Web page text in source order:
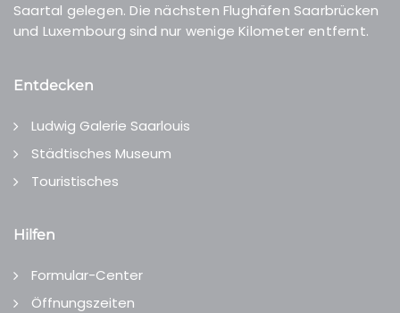
Saartal gelegen. Die nächsten Flughäfen Saarbrücken
und Luxembourg sind nur wenige Kilometer entfernt.
Entdecken
Ludwig Galerie Saarlouis
Städtisches Museum
Touristisches
Hilfen
Formular-Center
Öffnungszeiten